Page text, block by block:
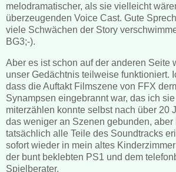
melodramatischer, als sie vielleicht
überzeugenden Voice Cast. Gute
viele Schwächen der Story
BG3;-).
Aber es ist schon auf der anderen Seite
unser Gedächtnis teilweise funktioniert.
dass die Auftakt Filmszene von FFX
Synampsen eingebrannt war, das ich
miterzählen konnte selbst nach über 20
das weniger an Szenen gebunden, aber
tatsächlich alle Teile des Soundtracks
sofort wieder in mein altes
der bunt beklebten PS1 und dem
Spielberater.